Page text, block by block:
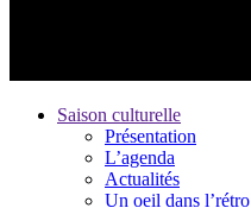
Saison culturelle
Présentation
L’agenda
Actualités
Un oeil dans l’rétro